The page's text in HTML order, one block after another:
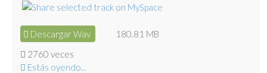
Descargar Wav
180.81 MB
2760 veces
Estás oyendo...